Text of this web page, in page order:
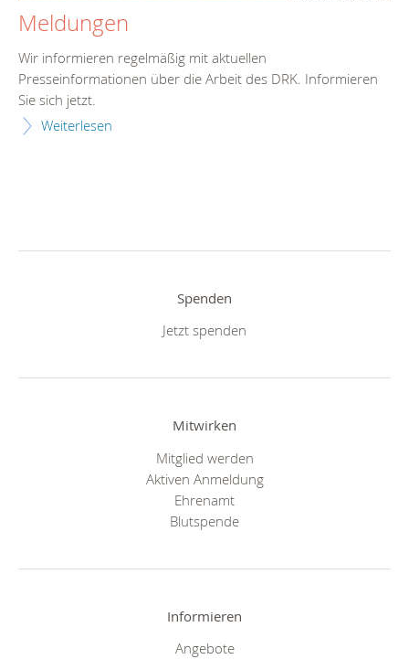
Meldungen
Wir informieren regelmäßig mit aktuellen
Presseinformationen über die Arbeit des DRK. Informieren
Sie sich jetzt.
Weiterlesen
Spenden
Jetzt spenden
Mitwirken
Mitglied werden
Aktiven Anmeldung
Ehrenamt
Blutspende
Informieren
Angebote